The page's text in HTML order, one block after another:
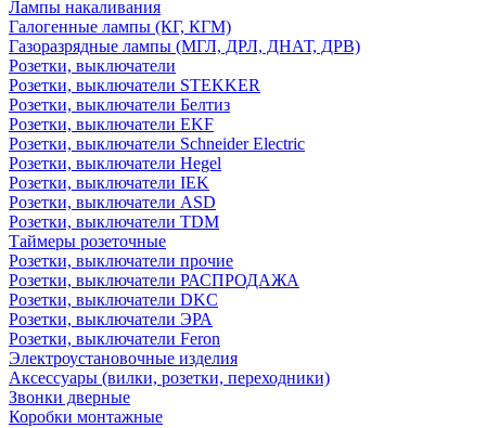
Лампы накаливания
Галогенные лампы (КГ, КГМ)
Газоразрядные лампы (МГЛ, ДРЛ, ДНАТ, ДРВ)
Розетки, выключатели
Розетки, выключатели STEKKER
Розетки, выключатели Белтиз
Розетки, выключатели EKF
Розетки, выключатели Schneider Electric
Розетки, выключатели Hegel
Розетки, выключатели IEK
Розетки, выключатели ASD
Розетки, выключатели TDM
Таймеры розеточные
Розетки, выключатели прочие
Розетки, выключатели РАСПРОДАЖА
Розетки, выключатели DKC
Розетки, выключатели ЭРА
Розетки, выключатели Feron
Электроустановочные изделия
Аксессуары (вилки, розетки, переходники)
Звонки дверные
Коробки монтажные